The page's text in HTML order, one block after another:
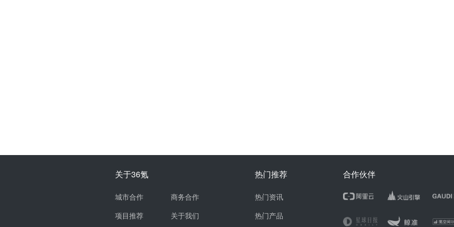
关于36氪
城市合作
项目推荐
商务合作
关于我们
热门推荐
热门资讯
热门产品
合作伙伴